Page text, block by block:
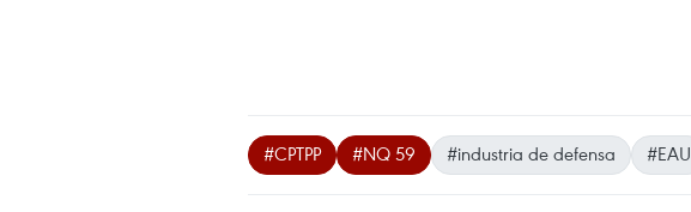
#CPTPP #NQ 59 #industria de defensa #EAU